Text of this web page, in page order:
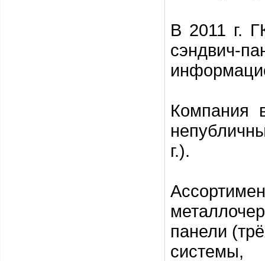
В 2011 г.
сэндвич-
Компания
г.).
панели
системы,